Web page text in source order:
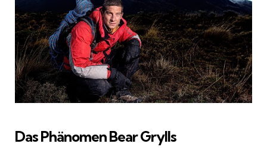
Das Phänomen Bear Grylls